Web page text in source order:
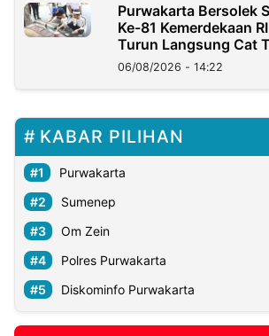
Purwakarta Bersolek
Ke-81 Kemerdekaan
Turun Langsung Cat
06/08/2026 - 14:22
KABAR PILIHAN
Purwakarta
Sumenep
Om Zein
Polres Purwakarta
Diskominfo Purwakarta